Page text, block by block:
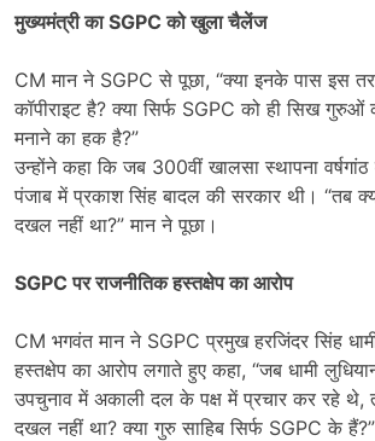
मुख्यमंत्री काSGPCको खुला चैलेंज
CM मान ने SGPC से पूछा, “क्या इनके पास इस
कॉपीराइट है? क्या सिर्फ SGPC को ही सिख गुरुओं
मनाने का हक है?”
उन्होंने कहा कि जब 300वीं खालसा स्थापना
पंजाब में प्रकाश सिंह बादल की सरकार थी। “तब
दखल नहीं था?” मान ने पूछा।
SGPCपर राजनीतिक हस्तक्षेप का आरोप
CM भगवंत मान ने SGPC प्रमुख हरजिंदर सिंह
हस्तक्षेप का आरोप लगाते हुए कहा, “जब धामी
उपचुनाव में अकाली दल के पक्ष में प्रचार कर रहे थे,
दखल नहीं था? क्या गुरु साहिब सिर्फ SGPC के हैं?”